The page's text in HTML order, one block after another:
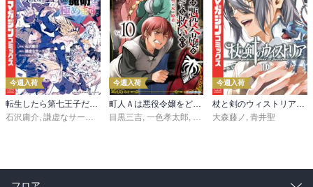
今週入荷
転生したら第七王子だったので、気ままに魔術を極めます（２４）
石沢庸介, 謙虚なサークル メル。
今週入荷
町人Ａは悪役令嬢をどうしても救いたい ～どぶと空と氷の姫君～１０【電子書店共通特典イラスト付】
目黒三吉, 一色孝太郎, Parum
今週入荷
杖と剣のウィストリア（１６）
大森藤ノ , 青井聖